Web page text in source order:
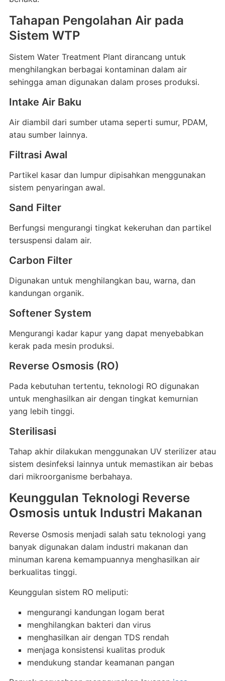
Tahapan Pengolahan Air pada
Sistem WTP
Sistem Water Treatment Plant dirancang untuk
menghilangkan berbagai kontaminan dalam air
sehingga aman digunakan dalam proses produksi.
Intake Air Baku
Air diambil dari sumber utama seperti sumur, PDAM,
atau sumber lainnya.
Filtrasi Awal
Partikel kasar dan lumpur dipisahkan menggunakan
sistem penyaringan awal.
Sand Filter
Berfungsi mengurangi tingkat kekeruhan dan partikel
tersuspensi dalam air.
Carbon Filter
Digunakan untuk menghilangkan bau, warna, dan
kandungan organik.
Softener System
Mengurangi kadar kapur yang dapat menyebabkan
kerak pada mesin produksi.
Reverse Osmosis (RO)
Pada kebutuhan tertentu, teknologi RO digunakan
untuk menghasilkan air dengan tingkat kemurnian
yang lebih tinggi.
Sterilisasi
Tahap akhir dilakukan menggunakan UV sterilizer atau
sistem desinfeksi lainnya untuk memastikan air bebas
dari mikroorganisme berbahaya.
Keunggulan Teknologi Reverse
Osmosis untuk Industri Makanan
Reverse Osmosis menjadi salah satu teknologi yang
banyak digunakan dalam industri makanan dan
minuman karena kemampuannya menghasilkan air
berkualitas tinggi.
Keunggulan sistem RO meliputi:
mengurangi kandungan logam berat
menghilangkan bakteri dan virus
menghasilkan air dengan TDS rendah
menjaga konsistensi kualitas produk
mendukung standar keamanan pangan